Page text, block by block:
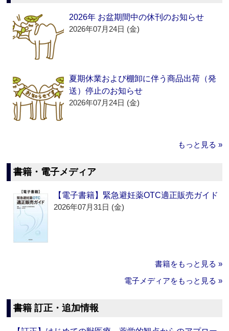
2026年 お盆期間中の休刊のお知らせ
2026年07月24日 (金)
夏期休業および棚卸に伴う商品出荷（発
送）停止のお知らせ
2026年07月24日 (金)
もっと見る »
書籍・電子メディア
【電子書籍】緊急避妊薬OTC適正販売ガイド
2026年07月31日 (金)
書籍をもっと見る »
電子メディアをもっと見る »
書籍 訂正・追加情報